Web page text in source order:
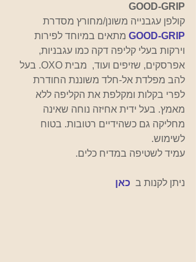
GOOD-GRIP
קולפן עגבנייה משונן/מחורץ מסדרת
GOOD-GRIP מתאים במיוחד לפירות
וירקות בעלי קליפה דקה כמו עגבניות,
אפרסקים, שזיפים ועוד,  מבית OXO. בעל
להב מפלדת אל-חלד משוננת החודרת
לפרי בקלות ומקלפת את הקליפה ללא
מאמץ. בעל ידית אחיזה נוחה שאינה
מחליקה גם כשהידיים רטובות. בטוח
לשימוש.
עמיד לשטיפה במדיח כלים.
ניתן לקנות ב כאן